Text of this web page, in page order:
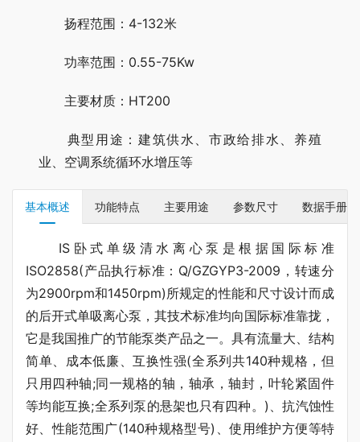
扬程范围：4-132米
功率范围：0.55-75Kw
主要材质：HT200
典型用途：建筑供水、市政给排水、养殖
业、空调系统循环水增压等
基本概述 功能特点 主要用途 参数尺寸 数据手册
IS卧式单级清水离心泵是根据国际标准
ISO2858(产品执行标准：Q/GZGYP3-2009，转速分
为2900rpm和1450rpm)所规定的性能和尺寸设计而成
的后开式单吸离心泵，其技术标准均向国际标准靠拢，
它是我国推广的节能泵类产品之一。具有流量大、结构
简单、成本低廉、互换性强(全系列共140种规格，但
只用四种轴;同一规格的轴，轴承，轴封，叶轮紧固件
等均能互换;全系列泵的悬架也只有四种。)、抗汽蚀性
好、性能范围广(140种规格型号)、使用维护方便等特